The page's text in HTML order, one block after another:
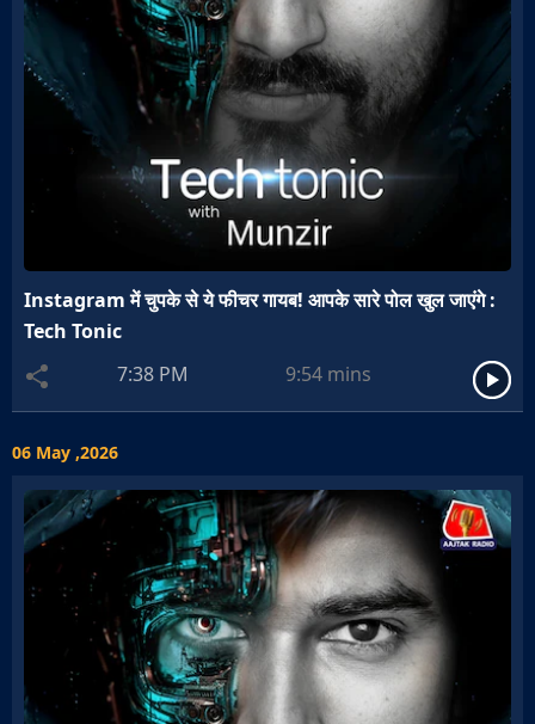
Instagram में चुपके से ये फीचर गायब! आपके सारे पोल खुल जाएंगे :
Tech Tonic
7:38 PM
9:54 mins
06 May ,2026